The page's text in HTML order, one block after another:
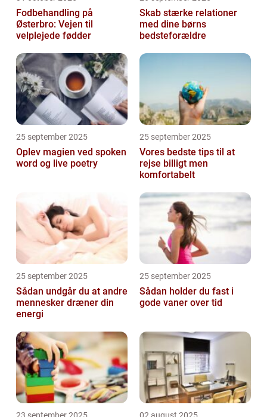
Fodbehandling på
Østerbro: Vejen til
velplejede fødder
Skab stærke relationer
med dine børns
bedsteforældre
25 september 2025
Oplev magien ved spoken
word og live poetry
25 september 2025
Vores bedste tips til at
rejse billigt men
komfortabelt
25 september 2025
Sådan undgår du at andre
mennesker dræner din
energi
25 september 2025
Sådan holder du fast i
gode vaner over tid